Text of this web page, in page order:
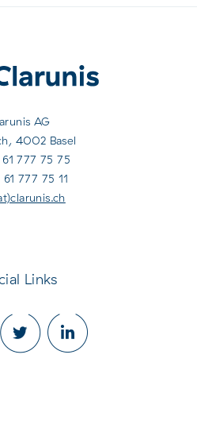
AG
4002 Basel
777 75 75
61 777 75 11
Links